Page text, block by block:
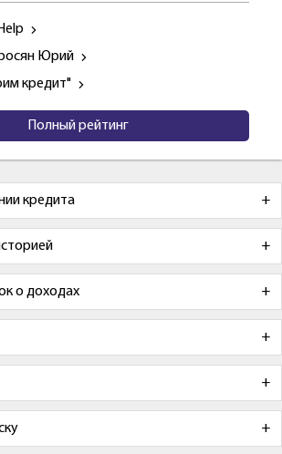
Юрий
кредит"
Полный рейтинг
кредита
о доходах